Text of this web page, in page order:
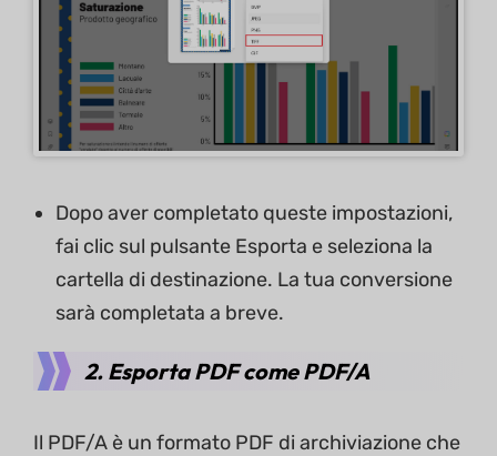
Dopo aver completato queste impostazioni,
fai clic sul pulsante Esporta e seleziona la
cartella di destinazione. La tua conversione
sarà completata a breve.
2. Esporta PDF come PDF/A
Il PDF/A è un formato PDF di archiviazione che